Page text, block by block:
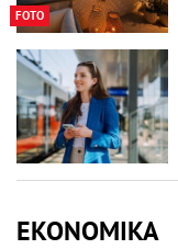
FOTO
EKONOMIKA